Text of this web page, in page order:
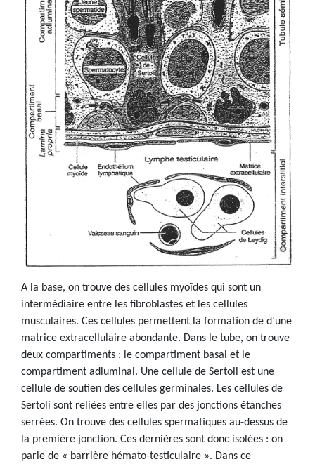
A la base, on trouve des cellules myoïdes qui sont un
intermédiaire entre les fibroblastes et les cellules
musculaires. Ces cellules permettent la formation de d’une
matrice extracellulaire abondante. Dans le tube, on trouve
deux compartiments : le compartiment basal et le
compartiment adluminal. Une cellule de Sertoli est une
cellule de soutien des cellules germinales. Les cellules de
Sertoli sont reliées entre elles par des jonctions étanches
serrées. On trouve des cellules spermatiques au-dessus de
la première jonction. Ces dernières sont donc isolées : on
parle de « barrière hémato-testiculaire ». Dans ce